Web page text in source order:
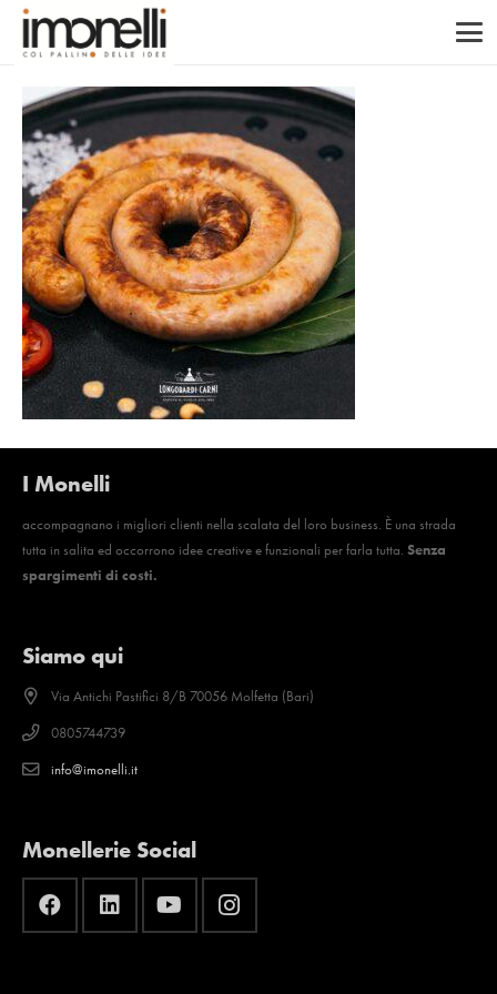
I Monelli
accompagnano i migliori clienti nella scalata del loro business. È una strada
tutta in salita ed occorrono idee creative e funzionali per farla tutta. Senza
spargimenti di costi.
Siamo qui
Via Antichi Pastifici 8/B 70056 Molfetta (Bari)
0805744739
info@imonelli.it
Monellerie Social